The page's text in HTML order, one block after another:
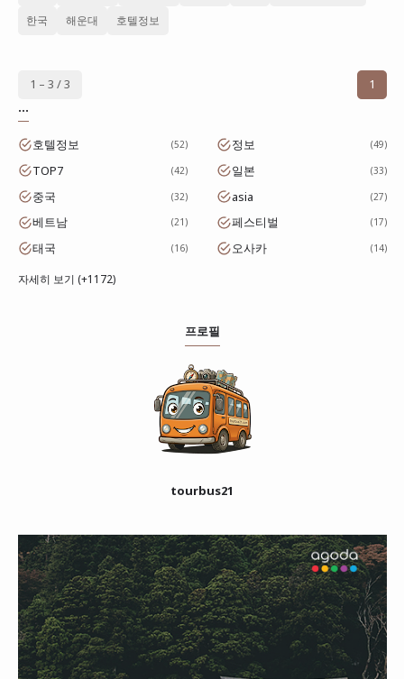
한국 해운대 호텔정보
1 – 3 / 3
1
...
호텔정보 52 정보 49
TOP7 42 일본 33
중국 32 asia 27
베트남 21 페스티벌 17
태국 16 오사카 14
자세히 보기 (+1172)
프로필
tourbus21